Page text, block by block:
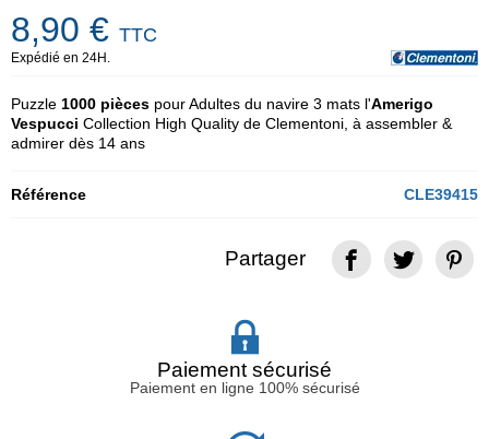
8,90 € TTC
Expédié en 24H.
Puzzle 1000 pièces pour Adultes du navire 3 mats l'Amerigo
Vespucci Collection High Quality de Clementoni, à assembler &
admirer dès 14 ans
Référence CLE39415
Partager
Paiement sécurisé
Paiement en ligne 100% sécurisé